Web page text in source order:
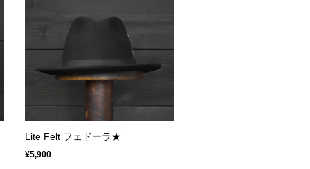
Lite Felt フェドーラ★
¥5,900